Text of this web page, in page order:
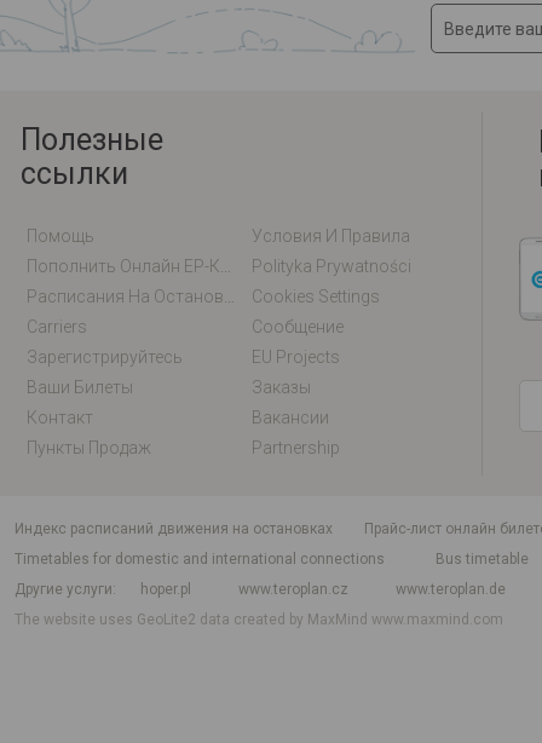
Полезные
ссылки
Помощь
Условия И Правила
Polityka Prywatności
Cookies Settings
Carriers
Сообщение
Зарегистрируйтесь
EU Projects
Ваши Билеты
Заказы
Контакт
Вакансии
Пункты Продаж
Partnership
индекс расписаний движения на остановках
Прайс-лист онлайн
Timetables for domestic and international connections
Bus timetable
Другие услуги
hoper.pl www.teroplan.cz
www.teroplan.de
The website uses GeoLite2 data created by MaxMindwww.maxmind.com